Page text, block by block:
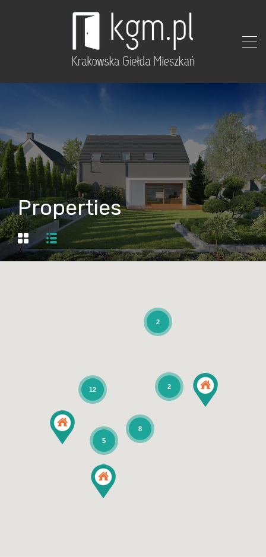
Properties
12
5
2
8
2